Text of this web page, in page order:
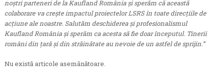
noştri parteneri de la Kaufland România şi sperăm că această
colaborare va creşte impactul proiectelor LSRS în toate direcțiile de
acțiune ale noastre. Salutăm deschiderea şi profesionalismul
Kaufland România şi sperăm ca acesta să fie doar începutul. Tinerii
români din ţară şi din străinătate au nevoie de un astfel de sprijin.”
Nu există articole asemănătoare.